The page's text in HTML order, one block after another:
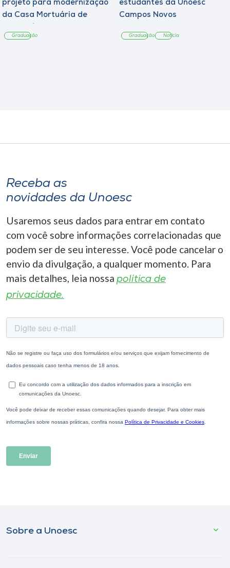
projeto para modernização
da Casa Mortuária de
Graduação
estudantes da Unoesc
Campos Novos
Graduação Notícia
Receba as
novidades da Unoesc
Usaremos seus dados para entrar em contato
com você sobre informações correlacionadas que
podem ser de seu interesse. Você pode cancelar o
envio da divulgação, a qualquer momento. Para
mais detalhes, leia nossa política de
privacidade.
Sobre a Unoesc